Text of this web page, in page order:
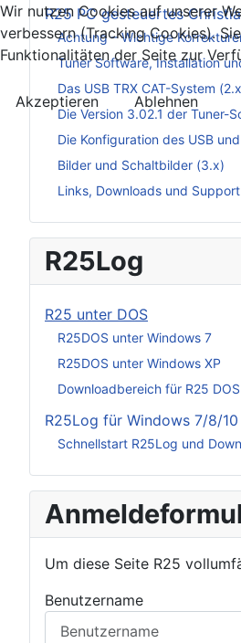
R25 PC gesteuertes
Achtung – Wichtige
Tuner Software, Installation
Das USB TRX CAT-System
Die Version 3.02.1 der Tuner-
Die Konfiguration des USB
Bilder und Schaltbilder (3.x)
Links, Downloads und
R25Log
R25 unter DOS
R25DOS unter Windows 7
R25DOS unter Windows XP
Downloadbereich für R25 DOS
R25Log für Windows 7/8/10
Schnellstart R25Log und
Um diese Seite R25
Benutzername
Wir nutzen Cookies auf unserer
verbessern (Tracking Cookies).
Funktionalitäten der Seite zur
Akzeptieren
Ablehnen